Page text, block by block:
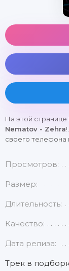
На этой
Nematov - Zehra
своего телефона
Просмотров:
Размер:
Длительность:
Качество:
Дата релиза:
Трек в